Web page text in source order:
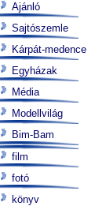
Ajánló
Sajtószemle
Kárpát-medence
Egyházak
Média
Modellvilág
Bim-Bam
film
fotó
könyv